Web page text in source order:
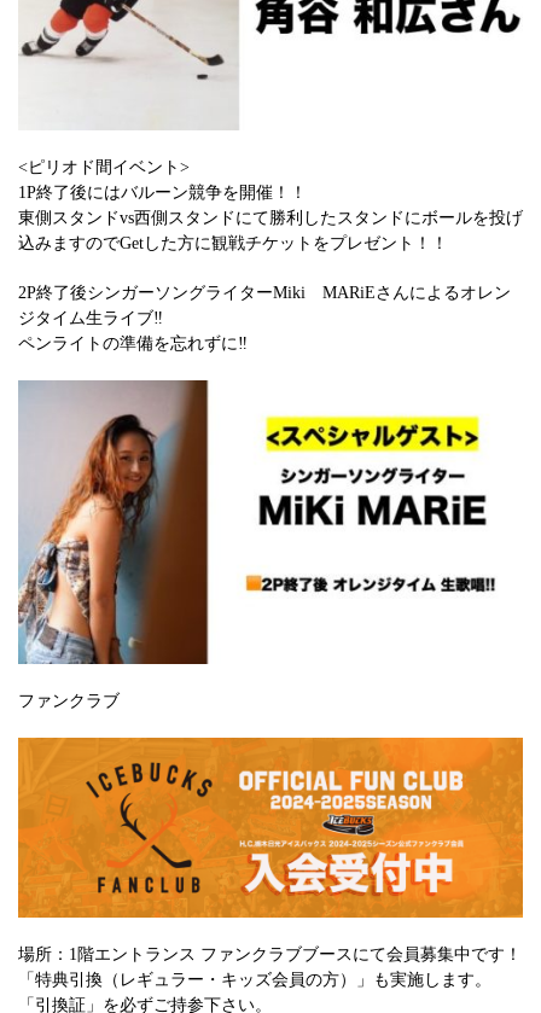
<ピリオド間イベント>
1P終了後にはバルーン競争を開催！！
東側スタンドvs西側スタンドにて勝利したスタンドにボールを投げ
込みますのでGetした方に観戦チケットをプレゼント！！
2P終了後シンガーソングライターMiki MARiEさんによるオレン
ジタイム生ライブ‼
ペンライトの準備を忘れずに‼
ファンクラブ
場所：1階エントランス ファンクラブブースにて会員募集中です！
「特典引換（レギュラー・キッズ会員の方）」も実施します。
「引換証」を必ずご持参下さい。